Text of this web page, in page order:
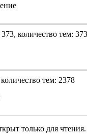
количество тем: 373
тем: 2378
только для чтения.